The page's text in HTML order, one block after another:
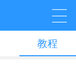
教程